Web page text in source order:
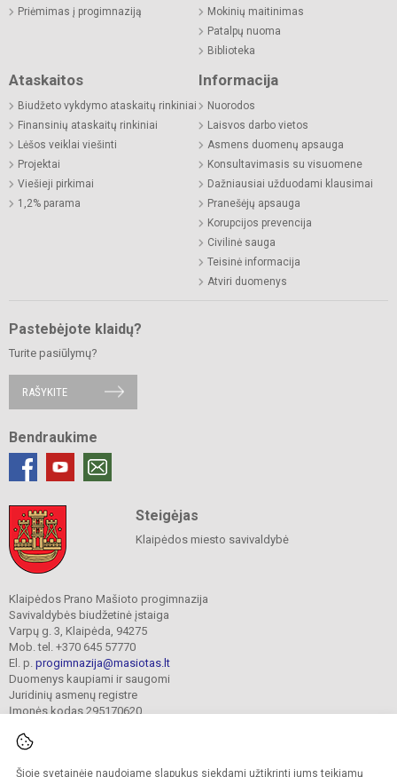
Šioje svetainėje naudojame slapukus siekdami užtikrinti jums teikiamų
Priėmimas į progimnaziją
Mokinių maitinimas
Patalpų nuoma
Biblioteka
Ataskaitos
Biudžeto vykdymo ataskaitų rinkiniai
Finansinių ataskaitų rinkiniai
Lėšos veiklai viešinti
Projektai
Viešieji pirkimai
1,2% parama
Informacija
Nuorodos
Laisvos darbo vietos
Asmens duomenų apsauga
Konsultavimasis su visuomene
Dažniausiai užduodami klausimai
Pranešėjų apsauga
Korupcijos prevencija
Civilinė sauga
Teisinė informacija
Atviri duomenys
Pastebėjote klaidų?
Turite pasiūlymų?
RAŠYKITE
Bendraukime
Steigėjas
Klaipėdos miesto savivaldybė
Klaipėdos Prano Mašioto progimnazija
Savivaldybės biudžetinė įstaiga
Varpų g. 3, Klaipėda, 94275
Mob. tel. +370 645 57770
El. p. progimnazija@masiotas.lt
Duomenys kaupiami ir saugomi
Juridinių asmenų registre
Įmonės kodas 295170620
© 2022. Klaipėdos Prano Mašioto progimnazija. Visos teisės saugomos.